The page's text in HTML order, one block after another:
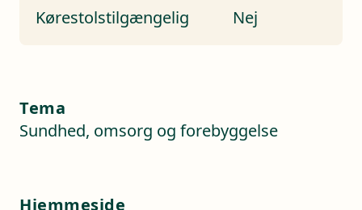
Kørestolstilgængelig
Nej
Tema
Sundhed, omsorg og forebyggelse
Hjemmeside